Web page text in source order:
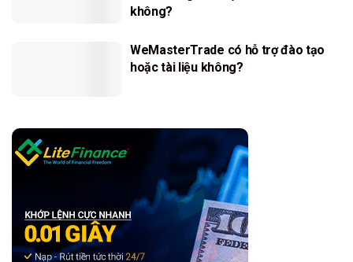
không?
WeMasterTrade có hỗ trợ đào tạo
hoặc tài liệu không?